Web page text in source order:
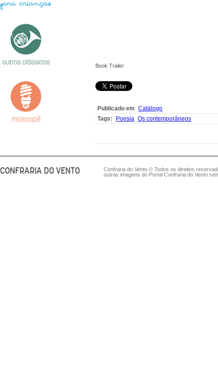
Book Trailer
Publicado em Catálogo
Tags:
Poesia Os contemporâneos
CONFRARIA DO VENTO
Confraria do Vento © Todos os direitos
outras imagens do Portal Confraria do Vento